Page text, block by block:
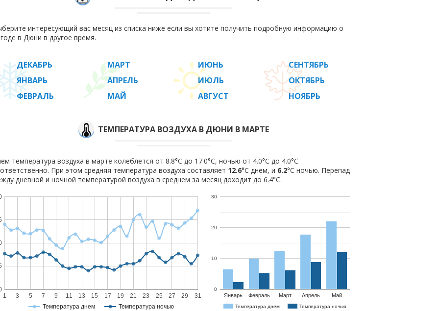
интересующий вас месяц из списка ниже если вы хотите получить подробную информацию о
в Дюни в другое время.
ДЕКАБРЬ
ЯНВАРЬ
ФЕВРАЛЬ
МАРТ
АПРЕЛЬ
МАЙ
ИЮНЬ
ИЮЛЬ
АВГУСТ
СЕНТЯБРЬ
ОКТЯБРЬ
НОЯБРЬ
ТЕМПЕРАТУРА ВОЗДУХА В ДЮНИ В МАРТЕ
температура воздуха в марте колеблется от 8.8°C до 17.0°C, ночью от 4.0°C до 4.0°C
При этом средняя температура воздуха составляет 12.6°C днем, и 6.2°C ночью. Перепад
дневной и ночной температурой воздуха в среднем за месяц доходит до 6.4°С.
Температура днем Температура ночью
1 3 5 7 9 11 13 15 17 19 21 23 25 27 29 31
Температура днем Температура ночью
Январь Февраль Март Апрель Май
0
10
20
30